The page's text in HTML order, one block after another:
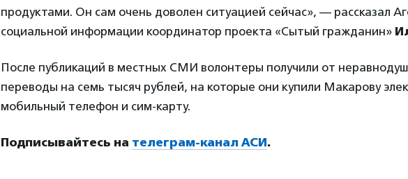
продуктами. Он сам очень доволен ситуацией сейчас», — рассказал
социальной информации координатор проекта «Сытый гражданин»
После публикаций в местных СМИ волонтеры получили от
переводы на семь тысяч рублей, на которые они купили Макарову
мобильный телефон и сим-карту.
Подписывайтесь на телеграм-канал АСИ.